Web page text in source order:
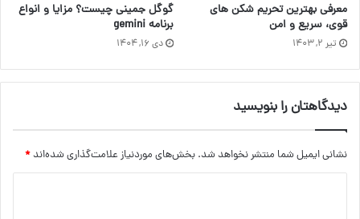
معرفی بهترین تحریم شکن های
قوی، سریع و امن
تیر ۲, ۱۴۰۳
گوگل جمینی چیست؟ مزایا و انواع
برنامه gemini
دی ۱۶, ۱۴۰۴
دیدگاهتان را بنویسید
نشانی ایمیل شما منتشر نخواهد شد. بخش‌های موردنیاز علامت‌گذاری شده‌اند *